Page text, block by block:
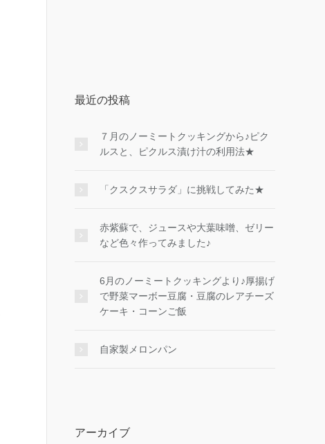
最近の投稿
７月のノーミートクッキングから♪ピク
ルスと、ピクルス漬け汁の利用法★
「クスクスサラダ」に挑戦してみた★
赤紫蘇で、ジュースや大葉味噌、ゼリー
など色々作ってみました♪
6月のノーミートクッキングより♪厚揚げ
で野菜マーボー豆腐・豆腐のレアチーズ
ケーキ・コーンご飯
自家製メロンパン
アーカイブ